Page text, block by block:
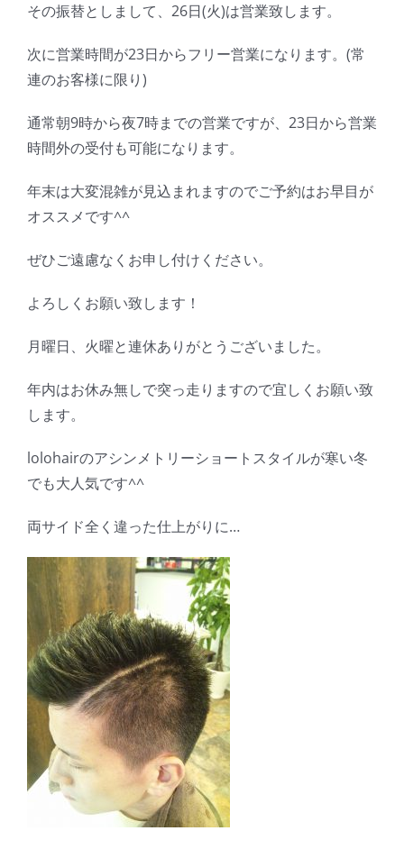
その振替としまして、26日(火)は営業致します。
次に営業時間が23日からフリー営業になります。(常
連のお客様に限り)
通常朝9時から夜7時までの営業ですが、23日から営業
時間外の受付も可能になります。
年末は大変混雑が見込まれますのでご予約はお早目が
オススメです^^
ぜひご遠慮なくお申し付けください。
よろしくお願い致します！
月曜日、火曜と連休ありがとうございました。
年内はお休み無しで突っ走りますので宜しくお願い致
します。
lolohairのアシンメトリーショートスタイルが寒い冬
でも大人気です^^
両サイド全く違った仕上がりに…